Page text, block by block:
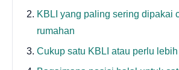
KBLI yang paling sering dipakai
rumahan
Cukup satu KBLI atau perlu